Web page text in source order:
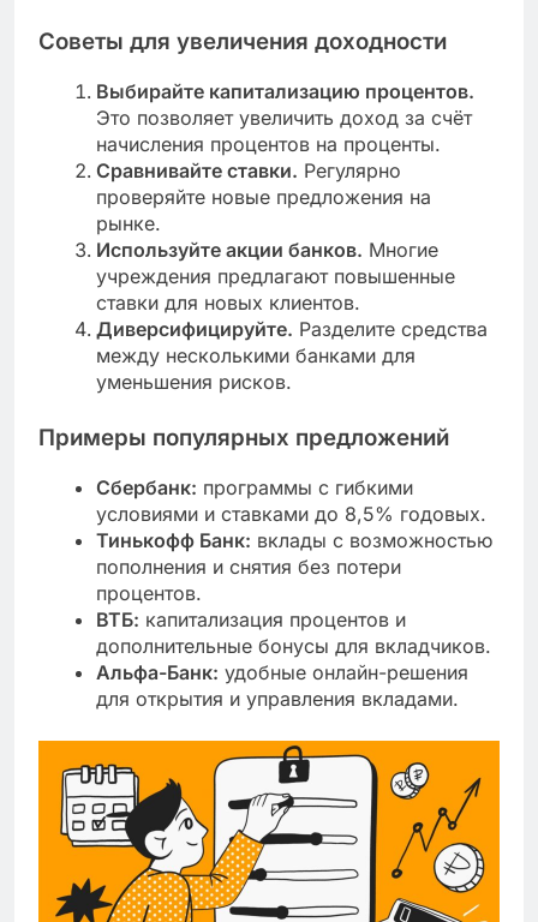
Советы для увеличения доходности
Выбирайте капитализацию процентов.
Это позволяет увеличить доход за счёт
начисления процентов на проценты.
Сравнивайте ставки. Регулярно
проверяйте новые предложения на
рынке.
Используйте акции банков. Многие
учреждения предлагают повышенные
ставки для новых клиентов.
Диверсифицируйте. Разделите средства
между несколькими банками для
уменьшения рисков.
Примеры популярных предложений
Сбербанк: программы с гибкими
условиями и ставками до 8,5% годовых.
Тинькофф Банк: вклады с возможностью
пополнения и снятия без потери
процентов.
ВТБ: капитализация процентов и
дополнительные бонусы для вкладчиков.
Альфа-Банк: удобные онлайн-решения
для открытия и управления вкладами.